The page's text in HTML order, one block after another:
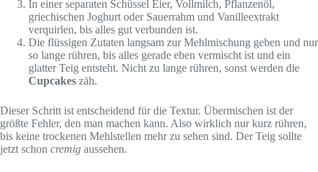
In einer separaten Schüssel Eier, Vollmilch, Pflanzenöl,
griechischen Joghurt oder Sauerrahm und Vanilleextrakt
verquirlen, bis alles gut verbunden ist.
Die flüssigen Zutaten langsam zur Mehlmischung geben und nur
so lange rühren, bis alles gerade eben vermischt ist und ein
glatter Teig entsteht. Nicht zu lange rühren, sonst werden die
Cupcakes zäh.
Dieser Schritt ist entscheidend für die Textur. Übermischen ist der
größte Fehler, den man machen kann. Also wirklich nur kurz rühren,
bis keine trockenen Mehlstellen mehr zu sehen sind. Der Teig sollte
jetzt schon cremig aussehen.